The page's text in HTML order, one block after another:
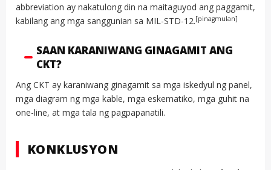
abbreviation ay nakatulong din na maitaguyod ang paggamit,
kabilang ang mga sanggunian sa MIL-STD-12.[pinagmulan]
SAAN KARANIWANG GINAGAMIT ANG
CKT?
Ang CKT ay karaniwang ginagamit sa mga iskedyul ng panel,
mga diagram ng mga kable, mga eskematiko, mga guhit na
one-line, at mga tala ng pagpapanatili.
KONKLUSYON